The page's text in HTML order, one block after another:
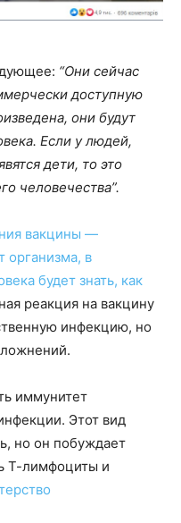
“Они сейчас
доступную
они будут
Если у людей,
дети, то это
человечества”.
вакцины —
организма, в
будет знать, как
реакция на вакцину
инфекцию, но
иммунитет
Этот вид
но он побуждает
Т-лимфоциты и